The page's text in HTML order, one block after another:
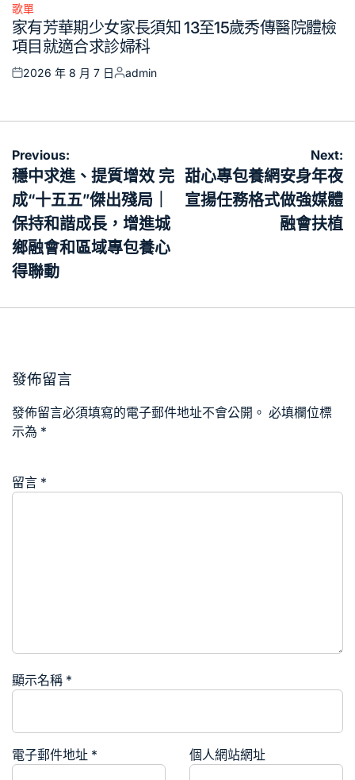
Posted
in
歌單
家有芳華期少女家長須知 13至15歲秀傳醫院體檢
項目就適合求診婦科
Posted
2026 年 8 月 7 日
Posted
admin
文
章
導
覽
Previous:
穩中求進、提質增效 完
成“十五五”傑出殘局｜
保持和諧成長，增進城
鄉融會和區域專包養心
得聯動
Next:
甜心專包養網安身年夜
宣揚任務格式做強媒體
融會扶植
發佈留言
發佈留言必須填寫的電子郵件地址不會公開。 必填欄位標
示為 *
留言 *
顯示名稱 *
電子郵件地址 * 個人網站網址